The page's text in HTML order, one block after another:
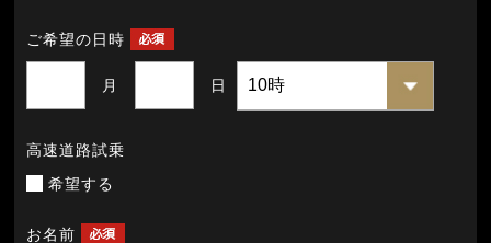
ご希望の日時
月 日
高速道路試乗
希望する
お名前